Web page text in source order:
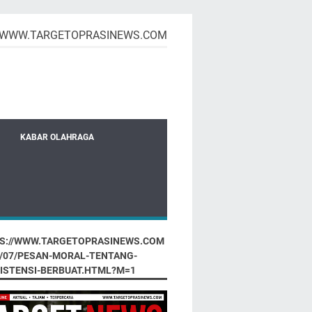
KABAR OLAHRAGA
WWW.TARGETOPRASINEWS.COM
PESAN-MORAL-TENTANG-
BERBUAT.HTML?M=1